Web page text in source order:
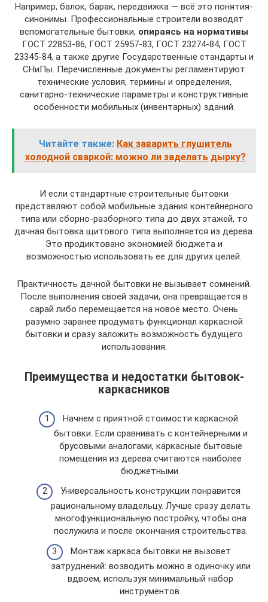
Например, балок, барак, передвижка — всё это понятия-
синонимы. Профессиональные строители возводят
вспомогательные бытовки, опираясь на нормативы
ГОСТ 22853-86, ГОСТ 25957-83, ГОСТ 23274-84, ГОСТ
23345-84, а также другие Государственные стандарты и
СНиПы. Перечисленные документы регламентируют
технические условия, термины и определения,
санитарно-технические параметры и конструктивные
особенности мобильных (инвентарных) зданий.
Читайте также: Как заварить глушитель
холодной сваркой: можно ли заделать дырку?
И если стандартные строительные бытовки
представляют собой мобильные здания контейнерного
типа или сборно-разборного типа до двух этажей, то
дачная бытовка щитового типа выполняется из дерева.
Это продиктовано экономией бюджета и
возможностью использовать ее для других целей.
Практичность дачной бытовки не вызывает сомнений.
После выполнения своей задачи, она превращается в
сарай либо перемещается на новое место. Очень
разумно заранее продумать функционал каркасной
бытовки и сразу заложить возможность будущего
использования.
Преимущества и недостатки бытовок-
каркасников
Начнем с приятной стоимости каркасной
бытовки. Если сравнивать с контейнерными и
брусовыми аналогами, каркасные бытовые
помещения из дерева считаются наиболее
бюджетными.
Универсальность конструкции понравится
рациональному владельцу. Лучше сразу делать
многофункциональную постройку, чтобы она
послужила и после окончания строительства.
Монтаж каркаса бытовки не вызовет
затруднений: возводить можно в одиночку или
вдвоем, используя минимальный набор
инструментов.